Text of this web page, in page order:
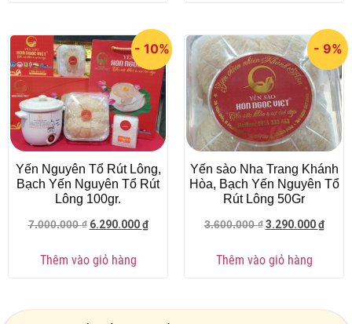
- 10%
Yến Nguyên Tổ Rút Lông,
Bạch Yến Nguyên Tổ Rút
Lông 100gr.
7.000.000₫ 6.290.000₫
Thêm vào giỏ hàng
- 9%
Yến sào Nha Trang Khánh
Hòa, Bạch Yến Nguyên Tổ
Rút Lông 50Gr
3.600.000₫ 3.290.000₫
Thêm vào giỏ hàng